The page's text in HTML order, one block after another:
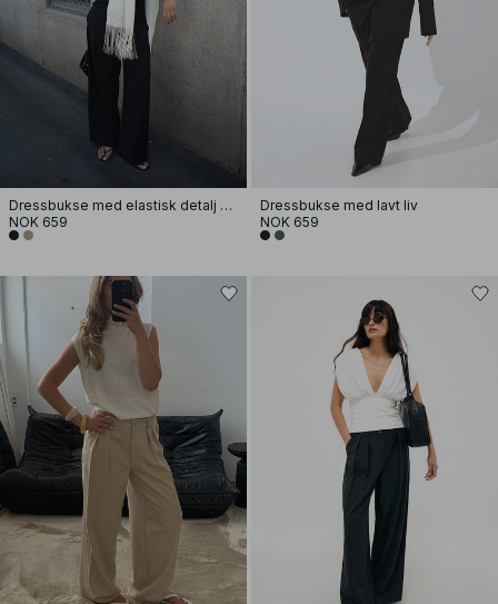
Dressbukse med elastisk detalj og lavt liv
NOK 659
Dressbukse med lavt liv
NOK 659